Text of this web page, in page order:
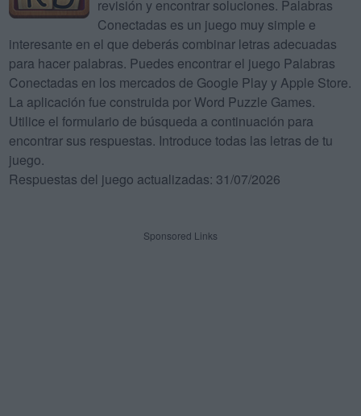
revisión y encontrar soluciones. Palabras
Conectadas es un juego muy simple e
interesante en el que deberás combinar letras adecuadas
para hacer palabras. Puedes encontrar el juego Palabras
Conectadas en los mercados de Google Play y Apple Store.
La aplicación fue construida por Word Puzzle Games.
Utilice el formulario de búsqueda a continuación para
encontrar sus respuestas. Introduce todas las letras de tu
juego.
Respuestas del juego actualizadas: 31/07/2026
Sponsored Links